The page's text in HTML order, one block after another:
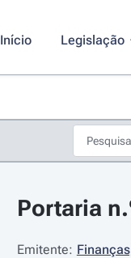
Início Legislação
Portaria
Emitente: